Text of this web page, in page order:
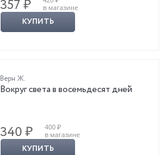
357 ₽
в магазине
КУПИТЬ
Верн Ж.
Вокруг света в восемьдесят дней
340 ₽
400 ₽
в магазине
КУПИТЬ